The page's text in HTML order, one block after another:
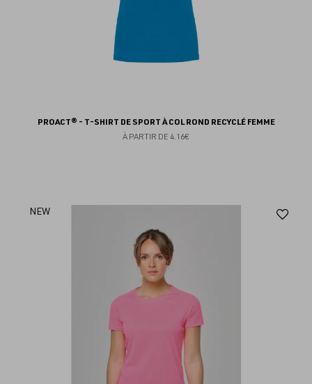
PROACT® - T-SHIRT DE SPORT À COL ROND RECYCLÉ FEMME
À PARTIR DE 4.16€
NEW